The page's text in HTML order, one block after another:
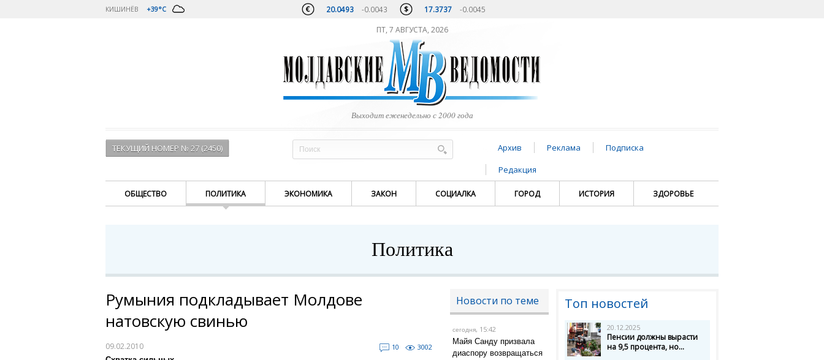
КИШИНЁВ +39°C 20.0493 -0.0043 17.3737 -0.0045
ПТ, 7 АВГУСТА, 2026
Выходит еженедельно с 2000 года
ТЕКУЩИЙ НОМЕР № 27 (2450) Архив Реклама
Подписка
Редакция
ОБЩЕСТВО ПОЛИТИКА ЭКОНОМИКА ЗАКОН СОЦИАЛКА ГОРОД ИСТОРИЯ ЗДОРОВЬЕ
Политика
Румыния подкладывает Молдове
натовскую свинью
09.02.2010 10
3002
Новости по теме
сегодня, 15:42
Майя Санду призвала
диаспору возвращаться
Топ новостей
20.12.2025
Пенсии должны вырасти
на 9,5 процента, но...